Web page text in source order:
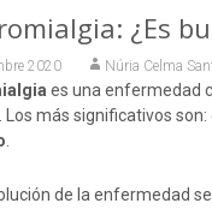
¿Es
2020 Núria Celma
es una enfermedad
más significativos son:
de la enfermedad